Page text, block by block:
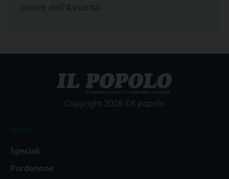
onore dell’Assunta
Copyright 2026 ©Il popolo
Speciali
Pordenone